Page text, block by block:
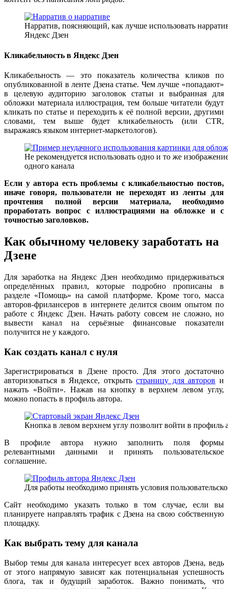
Нарратив, поясняющий, как лучше использовать
Яндекс Дзен
Кликабельность в Яндекс Дзен
Кликабельность — это показатель количества кликов по
опубликованной в ленте Дзена статье. Чем лучше «попадают»
в целевую аудиторию заголовок статьи и выбранная для
обложки материала иллюстрация, тем больше читатели будут
кликать по статье и переходить к её полной версии, другими
словами, тем выше будет кликабельность (или CTR,
выражаясь языком интернет-маркетологов).
Не рекомендуется использовать одно и то же
одного канала
Если у автора есть проблемы с кликабельностью постов,
иначе говоря, пользователи не переходят из ленты для
прочтения полной версии материала, необходимо
проработать вопрос с иллюстрациями на обложке и с
точностью заголовков.
Как обычному человеку заработать на
Дзене
Для заработка на Яндекс Дзен необходимо придерживаться
определённых правил, которые подробно прописаны в
разделе «Помощь» на самой платформе. Кроме того, масса
авторов-фрилансеров в интернете делится своим опытом по
работе с Яндекс Дзен. Начать работу совсем не сложно, но
вывести канал на серьёзные финансовые показатели
получится не у каждого.
Как создать канал с нуля
Зарегистрироваться в Дзене просто. Для этого достаточно
авторизоваться в Яндексе, открытьстраницу для авторов и
нажать «Войти». Нажав на кнопку в верхнем левом углу,
можно попасть в профиль автора.
Кнопка в левом верхнем углу позволит войти в профиль
В профиле автора нужно заполнить поля формы
релевантными данными и принять пользовательское
соглашение.
Для работы необходимо принять условия
Сайт необходимо указать только в том случае, если вы
планируете направлять трафик с Дзена на свою собственную
площадку.
Как выбрать тему для канала
Выбор темы для канала интересует всех авторов Дзена, ведь
от этого напрямую зависят как потенциальная успешность
блога, так и будущий заработок. Важно понимать, что